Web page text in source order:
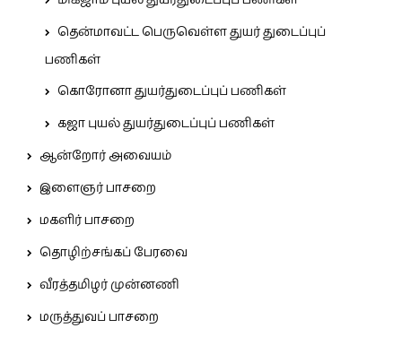
தென்மாவட்ட பெருவெள்ள துயர் துடைப்புப்
பணிகள்
கொரோனா துயர்துடைப்புப் பணிகள்
கஜா புயல் துயர்துடைப்புப் பணிகள்
ஆன்றோர் அவையம்
இளைஞர் பாசறை
மகளிர் பாசறை
தொழிற்சங்கப் பேரவை
வீரத்தமிழர் முன்னணி
மருத்துவப் பாசறை